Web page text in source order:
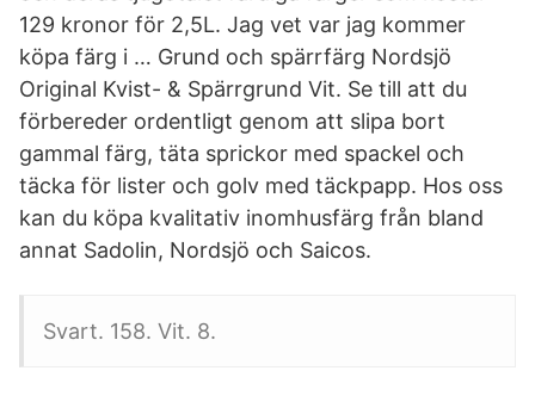
129 kronor för 2,5L. Jag vet var jag kommer
köpa färg i … Grund och spärrfärg Nordsjö
Original Kvist- & Spärrgrund Vit. Se till att du
förbereder ordentligt genom att slipa bort
gammal färg, täta sprickor med spackel och
täcka för lister och golv med täckpapp. Hos oss
kan du köpa kvalitativ inomhusfärg från bland
annat Sadolin, Nordsjö och Saicos.
Svart. 158. Vit. 8.